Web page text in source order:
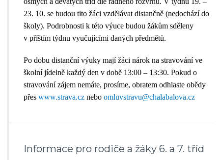
23. 10. se budou tito žáci vzdělávat distančně (nedochází do
školy). Podrobnosti k této výuce budou žákům sděleny
v příštím týdnu vyučujícími daných předmětů.
Po dobu distanční výuky mají žáci nárok na stravování ve
školní jídelně každý den v době 13:00 – 13:30. Pokud o
stravování zájem nemáte, prosíme, obratem odhlaste obědy
přes www.strava.cz nebo omluvstravu@chalabalova.cz
Informace pro rodiče a žáky 6. a 7. tříd